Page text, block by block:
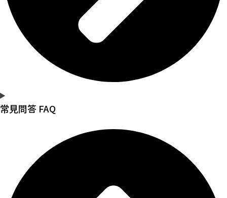
常見問答 FAQ